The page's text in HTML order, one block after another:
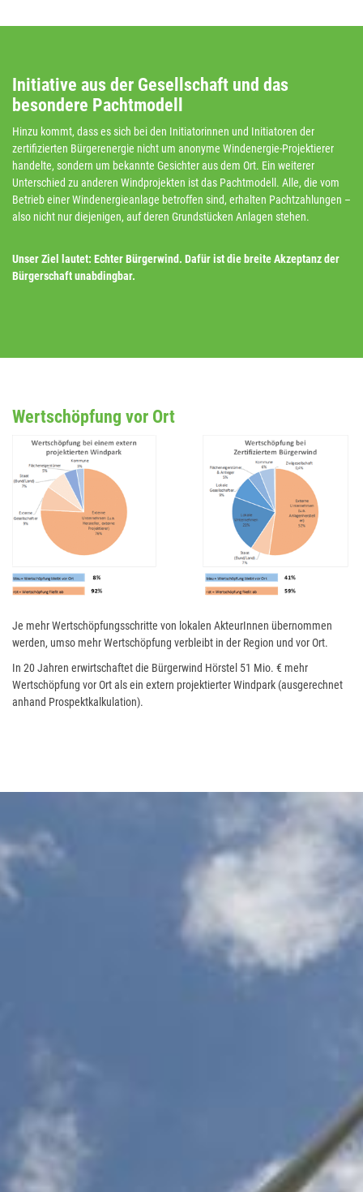
Initiative aus der Gesellschaft und das
besondere Pachtmodell
Hinzu kommt, dass es sich bei den Initiatorinnen und Initiatoren der
zertifizierten Bürgerenergie nicht um anonyme Windenergie-Projektierer
handelte, sondern um bekannte Gesichter aus dem Ort. Ein weiterer
Unterschied zu anderen Windprojekten ist das Pachtmodell. Alle, die vom
Betrieb einer Windenergieanlage betroffen sind, erhalten Pachtzahlungen –
also nicht nur diejenigen, auf deren Grundstücken Anlagen stehen.
Unser Ziel lautet: Echter Bürgerwind. Dafür ist die breite Akzeptanz der
Bürgerschaft unabdingbar.
Wertschöpfung vor Ort
Je mehr Wertschöpfungsschritte von lokalen AkteurInnen übernommen
werden, umso mehr Wertschöpfung verbleibt in der Region und vor Ort. ​
In 20 Jahren erwirtschaftet die Bürgerwind Hörstel 51 Mio. € mehr
Wertschöpfung vor Ort als ein extern projektierter Windpark (ausgerechnet
anhand Prospektkalkulation).​